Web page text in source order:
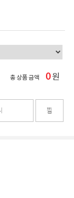
총 상품 금액 0원
찜